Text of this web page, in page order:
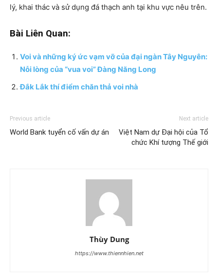
lý, khai thác và sử dụng đá thạch anh tại khu vực nêu trên.
Bài Liên Quan:
Voi và những ký ức vạm vỡ của đại ngàn Tây Nguyên:
Nỗi lòng của “vua voi” Đàng Năng Long
Đắk Lắk thí điểm chăn thả voi nhà
Previous article
World Bank tuyển cố vấn dự án
Next article
Việt Nam dự Đại hội của Tổ
chức Khí tượng Thế giới
Thùy Dung
https://www.thiennhien.net